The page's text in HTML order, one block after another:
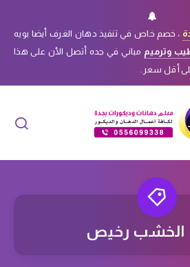
، خصم خاص في تنفيذ دهان الغرف أيضا بويه
وترميم مباني في جده أتصل الأن على هذا
الخشب رخيص